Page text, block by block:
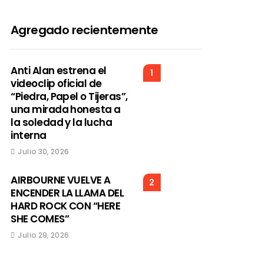
Agregado recientemente
1
Anti Alan estrena el
videoclip oficial de
“Piedra, Papel o Tijeras”,
una mirada honesta a
la soledad y la lucha
interna
Julio 30, 2026
2
AIRBOURNE VUELVE A
ENCENDER LA LLAMA DEL
HARD ROCK CON “HERE
SHE COMES”
Julio 29, 2026